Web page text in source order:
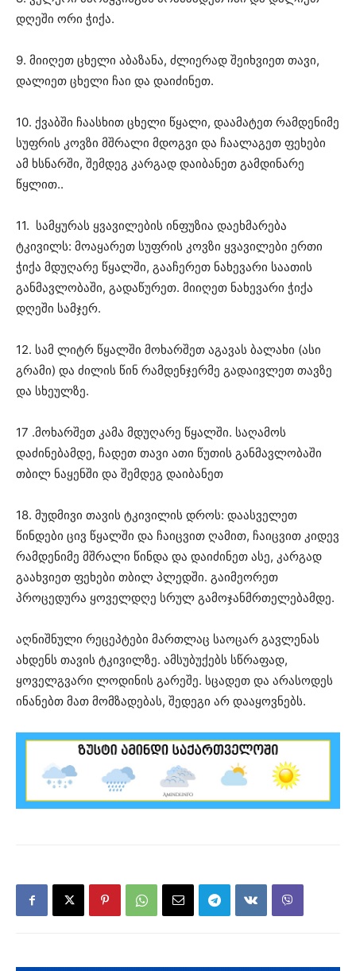
დღეში ორი ჭიქა.
9. მიიღეთ ცხელი აბაზანა, ძლიერად შეიხვიეთ თავი,
დალიეთ ცხელი ჩაი და დაიძინეთ.
10. ქვაბში ჩაასხით ცხელი წყალი, დაამატეთ რამდენიმე
სუფრის კოვზი მშრალი მდოგვი და ჩაალაგეთ ფეხები
ამ ხსნარში, შემდეგ კარგად დაიბანეთ გამდინარე
წყლით..
11. სამყურას ყვავილების ინფუზია დაეხმარება
ტკივილს: მოაყარეთ სუფრის კოვზი ყვავილები ერთი
ჭიქა მდუღარე წყალში, გააჩერეთ ნახევარი საათის
განმავლობაში, გადაწურეთ. მიიღეთ ნახევარი ჭიქა
დღეში სამჯერ.
12. სამ ლიტრ წყალში მოხარშეთ აგავას ბალახი (ასი
გრამი) და ძილის წინ რამდენჯერმე გადაივლეთ თავზე
და სხეულზე.
17 .მოხარშეთ კამა მდუღარე წყალში. საღამოს
დაძინებამდე, ჩადეთ თავი ათი წუთის განმავლობაში
თბილ ნაყენში და შემდეგ დაიბანეთ
18. მუდმივი თავის ტკივილის დროს: დაასველეთ
წინდები ცივ წყალში და ჩაიცვით ღამით, ჩაიცვით კიდევ
რამდენიმე მშრალი წინდა და დაიძინეთ ასე, კარგად
გაახვიეთ ფეხები თბილ პლედში. გაიმეორეთ
პროცედურა ყოველდღე სრულ გამოჯანმრთელებამდე.
აღნიშნული რეცეპტები მართლაც საოცარ გავლენას
ახდენს თავის ტკივილზე. ამსუბუქებს სწრაფად,
ყოველგვარი ლოდინის გარეშე. სცადეთ და არასოდეს
ინანებთ მათ მომზადებას, შედეგი არ დააყოვნებს.